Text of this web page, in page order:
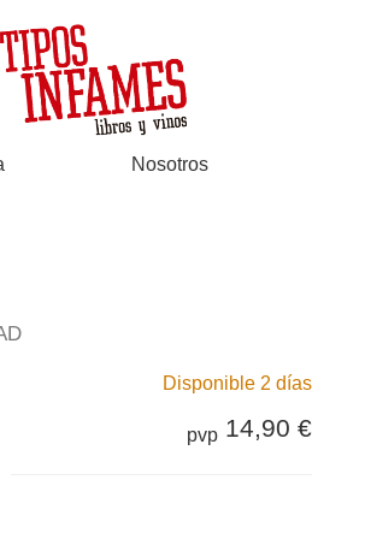
Nosotros
Disponible 2 días
pvp 14,90 €